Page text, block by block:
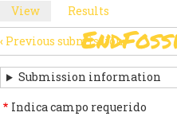
Skip
to
main
content
MAIN
PRIMARY
TABS
View (active
tab)
Results
SUBMISSION
NAVIGATION
LINKS
‹ Previous submission
Submission information
Indica campo requerido